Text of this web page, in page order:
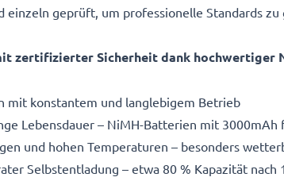
geprüft, um professionelle Standards zu
zertifizierter Sicherheit dank hochwertiger
mit konstantem und langlebigem Betrieb
Lebensdauer – NiMH-Batterien mit 3000mAh
und hohen Temperaturen – besonders
Selbstentladung – etwa 80 % Kapazität nach